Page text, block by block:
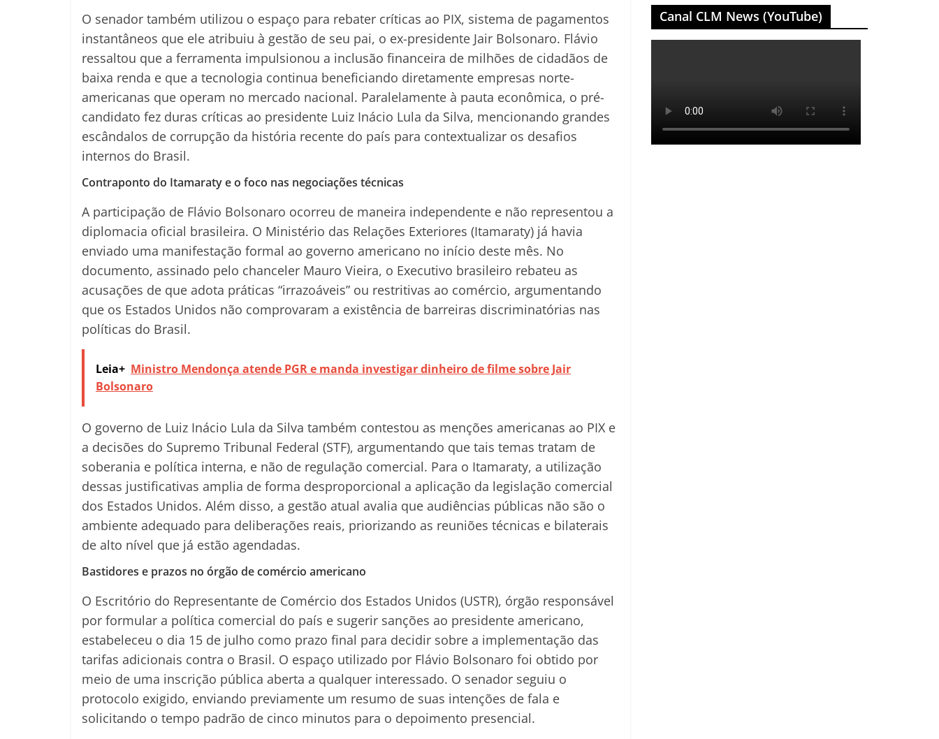
O senador também utilizou o espaço para rebater críticas ao PIX, sistema de pagamentos
instantâneos que ele atribuiu à gestão de seu pai, o ex-presidente Jair Bolsonaro. Flávio
ressaltou que a ferramenta impulsionou a inclusão financeira de milhões de cidadãos de
baixa renda e que a tecnologia continua beneficiando diretamente empresas norte-
americanas que operam no mercado nacional. Paralelamente à pauta econômica, o pré-
candidato fez duras críticas ao presidente Luiz Inácio Lula da Silva, mencionando grandes
escândalos de corrupção da história recente do país para contextualizar os desafios
internos do Brasil.
Contraponto do Itamaraty e o foco nas negociações técnicas
A participação de Flávio Bolsonaro ocorreu de maneira independente e não representou a
diplomacia oficial brasileira. O Ministério das Relações Exteriores (Itamaraty) já havia
enviado uma manifestação formal ao governo americano no início deste mês. No
documento, assinado pelo chanceler Mauro Vieira, o Executivo brasileiro rebateu as
acusações de que adota práticas “irrazoáveis” ou restritivas ao comércio, argumentando
que os Estados Unidos não comprovaram a existência de barreiras discriminatórias nas
políticas do Brasil.
Leia+ Ministro Mendonça atende PGR e manda investigar dinheiro de filme sobre Jair
Bolsonaro
O governo de Luiz Inácio Lula da Silva também contestou as menções americanas ao PIX e
a decisões do Supremo Tribunal Federal (STF), argumentando que tais temas tratam de
soberania e política interna, e não de regulação comercial. Para o Itamaraty, a utilização
dessas justificativas amplia de forma desproporcional a aplicação da legislação comercial
dos Estados Unidos. Além disso, a gestão atual avalia que audiências públicas não são o
ambiente adequado para deliberações reais, priorizando as reuniões técnicas e bilaterais
de alto nível que já estão agendadas.
Bastidores e prazos no órgão de comércio americano
O Escritório do Representante de Comércio dos Estados Unidos (USTR), órgão responsável
por formular a política comercial do país e sugerir sanções ao presidente americano,
estabeleceu o dia 15 de julho como prazo final para decidir sobre a implementação das
tarifas adicionais contra o Brasil. O espaço utilizado por Flávio Bolsonaro foi obtido por
meio de uma inscrição pública aberta a qualquer interessado. O senador seguiu o
protocolo exigido, enviando previamente um resumo de suas intenções de fala e
solicitando o tempo padrão de cinco minutos para o depoimento presencial.
Canal CLM News (YouTube)